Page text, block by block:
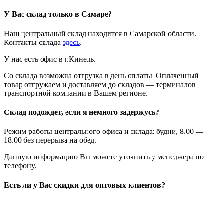
У Вас склад только в Самаре?
Наш центральный склад находится в Самарской области.
Контакты склада здесь.
У нас есть офис в г.Кинель.
Со склада возможна отгрузка в день оплаты. Оплаченный
товар отгружаем и доставляем до складов — терминалов
транспортной компании в Вашем регионе.
Склад подождет, если я немного задержусь?
Режим работы центрального офиса и склада: будни, 8.00 —
18.00 без перерыва на обед.
Данную информацию Вы можете уточнить у менеджера по
телефону.
Есть ли у Вас скидки для оптовых клиентов?